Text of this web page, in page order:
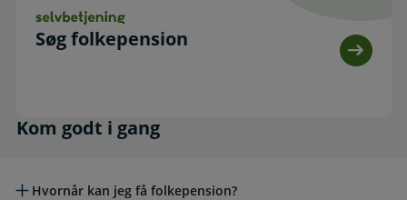
Søg folkepension
Søg folkepension. Selvbetjening
Kom godt i gang
Kom godt i gang
Hvornår kan jeg få folkepension?